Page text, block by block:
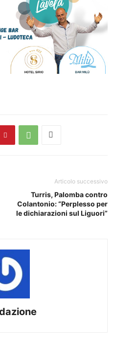
Articolo successivo
Turris, Palomba contro
Colantonio: “Perplesso per
le dichiarazioni sul Liguori”